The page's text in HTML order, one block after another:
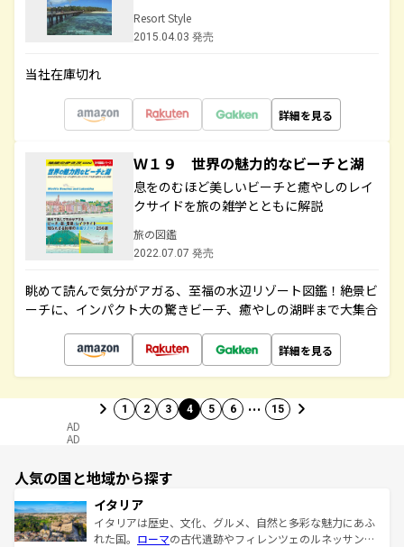
Resort Style
2015.04.03 発売
当社在庫切れ
詳細を見る
Ｗ１９ 世界の魅力的なビーチと湖
息をのむほど美しいビーチと癒やしのレイ
クサイドを旅の雑学とともに解説
旅の図鑑
2022.07.07 発売
眺めて読んで気分がアガる、至福の水辺リゾート図鑑！絶景ビ
ーチに、インパクト大の驚きビーチ、癒やしの湖畔まで大集合
詳細を見る
1 2 3 4 5 6 … 15
AD
AD
人気の国と地域から探す
イタリア
イタリアは歴史、文化、グルメ、自然と多彩な魅力にあふ
れた国。 ローマの古代遺跡やフィレンツェのルネッサンス